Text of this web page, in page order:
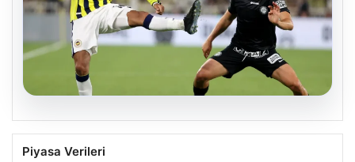
Fenerbahçeli Mason Greenwood’dan
özeleştiri: ‘Birkaç haftaya daha
Piyasa Verileri